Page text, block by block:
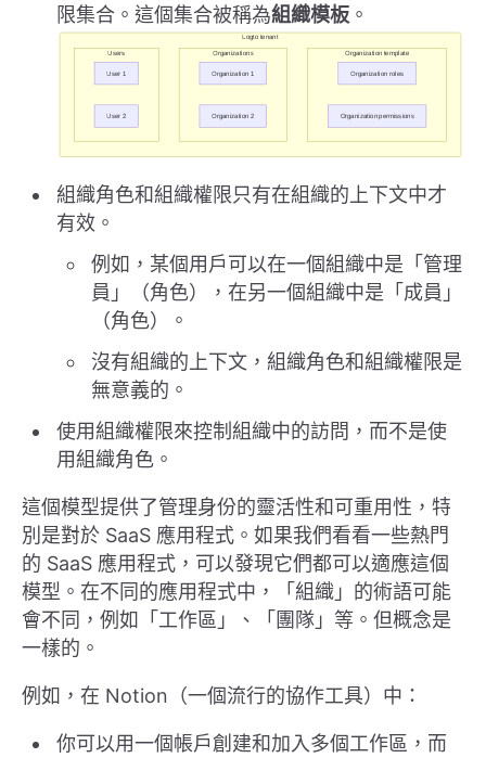
限集合。這個集合被稱為組織模板 。
組織角色和組織權限只有在組織的上下文中才
有效。
例如，某個用戶可以在一個組織中是「管理
員」（角色），在另一個組織中是「成員」
（角色）。
沒有組織的上下文，組織角色和組織權限是
無意義的。
使用組織權限來控制組織中的訪問，而不是使
用組織角色。
這個模型提供了管理身份的靈活性和可重用性，特
別是對於 SaaS 應用程式。如果我們看看一些熱門
的 SaaS 應用程式，可以發現它們都可以適應這個
模型。在不同的應用程式中，「組織」的術語可能
會不同，例如「工作區」、「團隊」等。但概念是
一樣的。
例如，在 Notion（一個流行的協作工具）中：
你可以用一個帳戶創建和加入多個工作區，而